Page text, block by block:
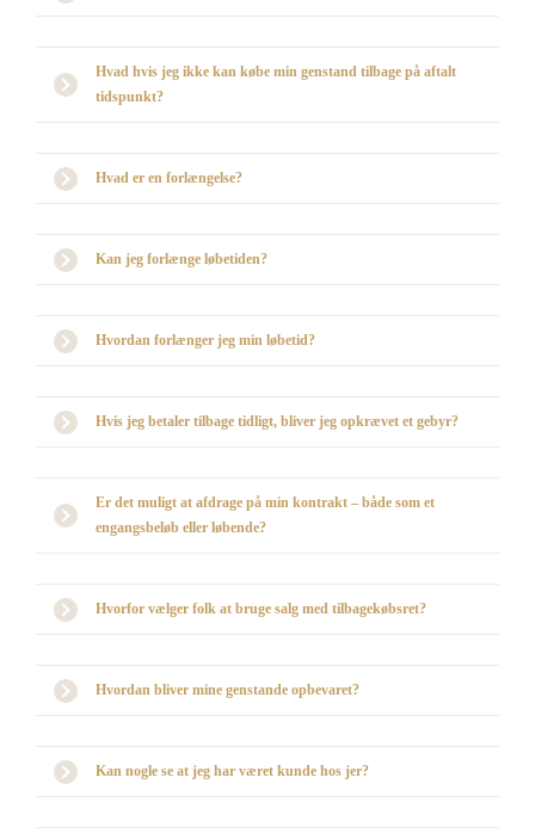
Hvad hvis jeg ikke kan købe min genstand tilbage på aftalt
tidspunkt?
Hvad er en forlængelse?
Kan jeg forlænge løbetiden?
Hvordan forlænger jeg min løbetid?
Hvis jeg betaler tilbage tidligt, bliver jeg opkrævet et gebyr?
Er det muligt at afdrage på min kontrakt – både som et
engangsbeløb eller løbende?
Hvorfor vælger folk at bruge salg med tilbagekøbsret?
Hvordan bliver mine genstande opbevaret?
Kan nogle se at jeg har været kunde hos jer?